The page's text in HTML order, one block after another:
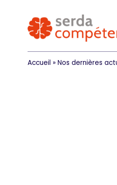
Accueil » Nos dernières